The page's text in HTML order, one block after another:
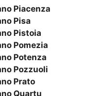
Piacenza
Pisa
Pistoia
Pomezia
Potenza
Pozzuoli
Prato
Quartu